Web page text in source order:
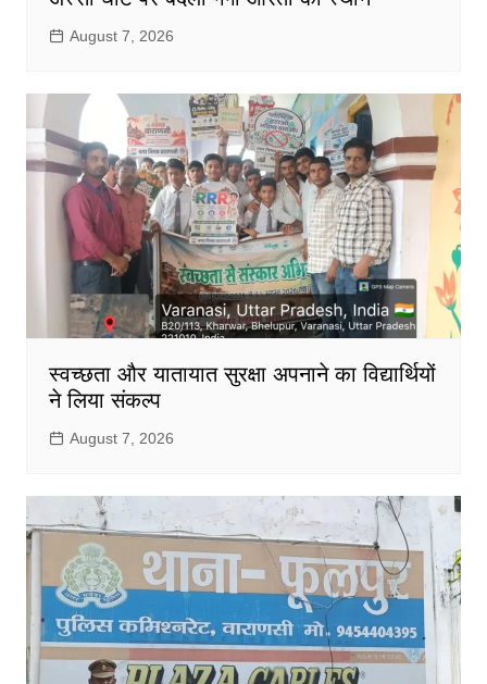
August 7, 2026
स्वच्छता और यातायात सुरक्षा अपनाने का विद्यार्थियों
ने लिया संकल्प
August 7, 2026